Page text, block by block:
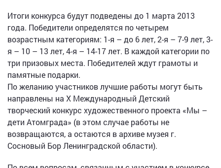
Итоги конкурса будут подведены до 1 марта 2013
года. Победители определятся по четырем
возрастным категориям: 1-я – до 6 лет, 2-я – 7-9 лет, 3-
я – 10 – 13 лет, 4-я – 14-17 лет. В каждой категории по
три призовых места. Победителей ждут грамоты и
памятные подарки.
По желанию участников лучшие работы могут быть
направлены на X Международный Детский
творческий конкурс художественного проекта «Мы –
дети Атомграда» (в этом случае работы не
возвращаются, а остаются в архиве музея г.
Сосновый Бор Ленинградской области).